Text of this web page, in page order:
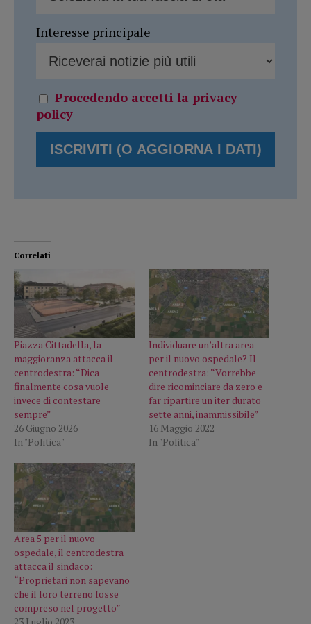
Interesse principale
Procedendo accetti la privacy
policy
Correlati
Piazza Cittadella, la
maggioranza attacca il
centrodestra: “Dica
finalmente cosa vuole
invece di contestare
sempre”
26 Giugno 2026
In "Politica"
Individuare un’altra area
per il nuovo ospedale? Il
centrodestra: “Vorrebbe
dire ricominciare da zero e
far ripartire un iter durato
sette anni, inammissibile”
16 Maggio 2022
In "Politica"
Area 5 per il nuovo
ospedale, il centrodestra
attacca il sindaco:
“Proprietari non sapevano
che il loro terreno fosse
compreso nel progetto”